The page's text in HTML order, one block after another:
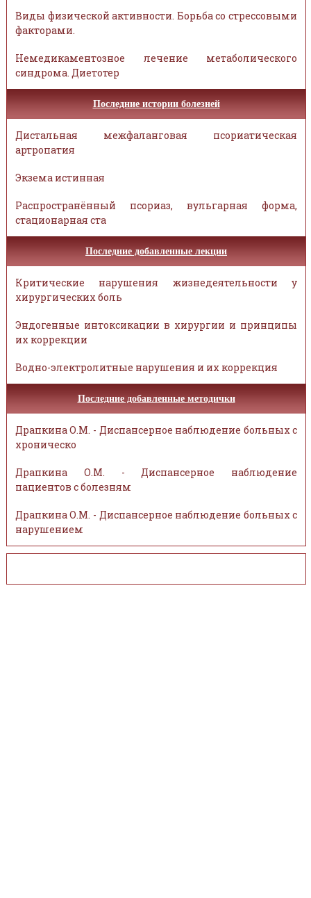
Виды физической активности. Борьба со стрессовыми
факторами.
Немедикаментозное лечение метаболического
синдрома. Диетотер
Последние истории болезней
Дистальная межфаланговая псориатическая
артропатия
Экзема истинная
Распространённый псориаз, вульгарная форма,
стационарная ста
Последние добавленные лекции
Критические нарушения жизнедеятельности у
хирургических боль
Эндогенные интоксикации в хирургии и принципы
их коррекции
Водно-электролитные нарушения и их коррекция
Последние добавленные методички
Драпкина О.М. - Диспансерное наблюдение больных с
хроническо
Драпкина О.М. - Диспансерное наблюдение
пациентов с болезням
Драпкина О.М. - Диспансерное наблюдение больных с
нарушением